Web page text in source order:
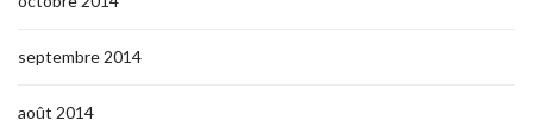
septembre 2014
août 2014